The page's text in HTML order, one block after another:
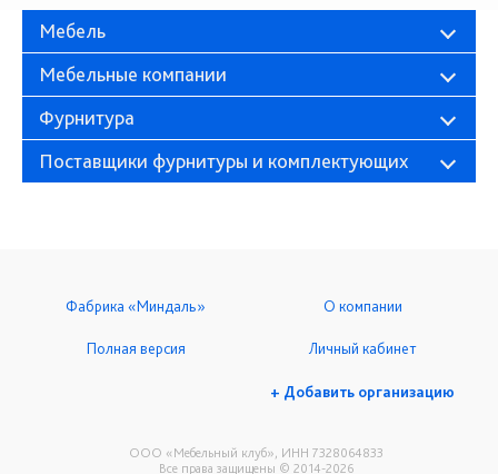
Мебель
Мебельные компании
Фурнитура
Поставщики фурнитуры и комплектующих
ООО «Мебельный клуб», ИНН 7328064833
Все права защищены © 2014-2026
Фабрика «Миндаль» О компании
Полная версия Личный кабинет
+ Добавить организацию